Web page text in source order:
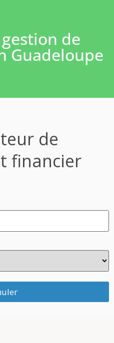
de
Guadeloupe
de
financier